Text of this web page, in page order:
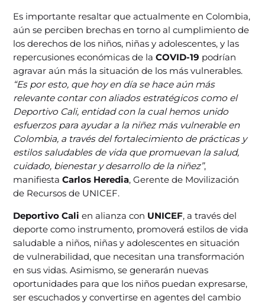
Es importante resaltar que actualmente en Colombia,
aún se perciben brechas en torno al cumplimiento de
los derechos de los niños, niñas y adolescentes, y las
repercusiones económicas de laCOVID-19 podrían
agravar aún más la situación de los más vulnerables.
“Es por esto, que hoy en día se hace aún más
relevante contar con aliados estratégicos como el
Deportivo Cali, entidad con la cual hemos unido
esfuerzos para ayudar a la niñez más vulnerable en
Colombia, a través del fortalecimiento de prácticas y
estilos saludables de vida que promuevan la salud,
cuidado, bienestar y desarrollo de la niñez”,
manifiestaCarlos Heredia, Gerente de Movilización
de Recursos de UNICEF.
Deportivo Cali en alianza con UNICEF, a través del
deporte como instrumento, promoverá estilos de vida
saludable a niños, niñas y adolescentes en situación
de vulnerabilidad, que necesitan una transformación
en sus vidas. Asimismo, se generarán nuevas
oportunidades para que los niños puedan expresarse,
ser escuchados y convertirse en agentes del cambio